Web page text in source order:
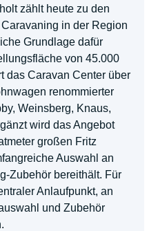
zählt heute zu den
in der Region
Grundlage dafür
von 45.000
das Caravan Center über
renommierter
Weinsberg, Knaus,
wird das Angebot
großen Fritz
Auswahl an
Zubehör bereithält. Für
Anlaufpunkt, an
und Zubehör